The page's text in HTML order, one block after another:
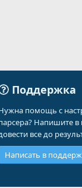
Поддержка
помощь с
Напишите
все до
Написать в